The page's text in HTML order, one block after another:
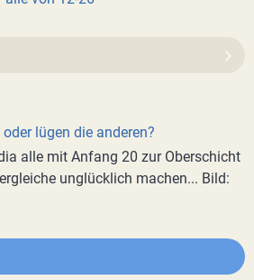
lügen die anderen?
alle mit Anfang 20 zur Oberschicht
unglücklich machen... Bild: